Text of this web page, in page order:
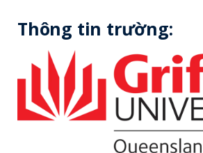
Thông tin trường: